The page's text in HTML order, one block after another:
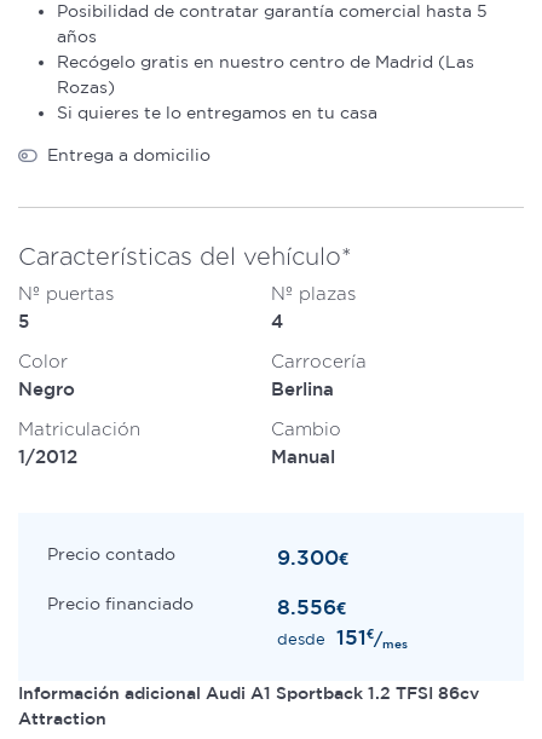
Posibilidad de contratar garantía comercial hasta 5
años
Recógelo gratis en nuestro centro de Madrid (Las
Rozas)
Si quieres te lo entregamos en tu casa
Entrega a domicilio
Características del vehículo*
Nº puertas
5
Nº plazas
4
Color
Negro
Carrocería
Berlina
Matriculación
1/2012
Cambio
Manual
Precio contado 9.300€
Precio financiado 8.556€
desde 151€/mes
Información adicional Audi A1 Sportback 1.2 TFSI 86cv
Attraction